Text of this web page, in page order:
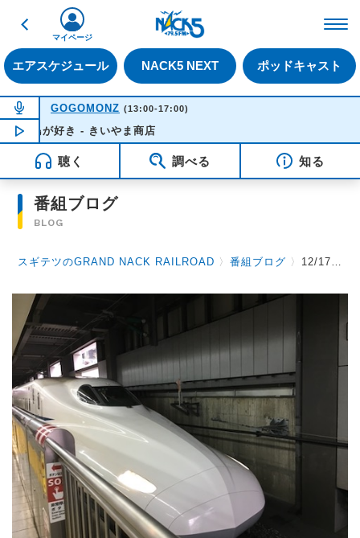
戻る
エアスケジュール NACK5 NEXT ポッドキャスト
マイページ
NOW ON AIR
GOGOMONZ (13:00-17:00)
NOW PLAYING 15:57
好き - きいやま商店
聴く 調べる 知る
番組ブログ
BLOG
スギテツのGRAND NACK RAILROAD 〉番組ブログ 〉 12/17 新幹線駅の利用状況 & 沖田 貴さん Part 2